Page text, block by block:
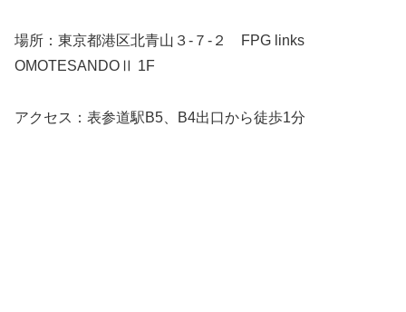
場所：東京都港区北青山３-７-２ FPG links
OMOTESANDOⅡ 1F
アクセス：表参道駅B5、B4出口から徒歩1分